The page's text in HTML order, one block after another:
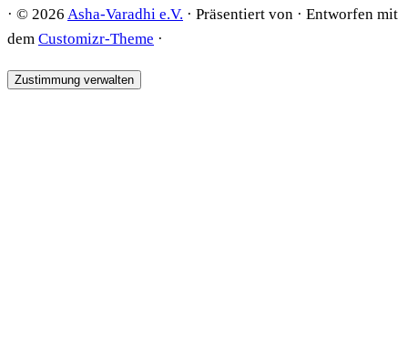
· © 2026 Asha-Varadhi e.V. · Präsentiert von · Entworfen mit
dem Customizr-Theme ·
Zustimmung verwalten